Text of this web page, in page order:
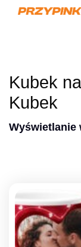
Kubek
Kubek
Wyświetlanie